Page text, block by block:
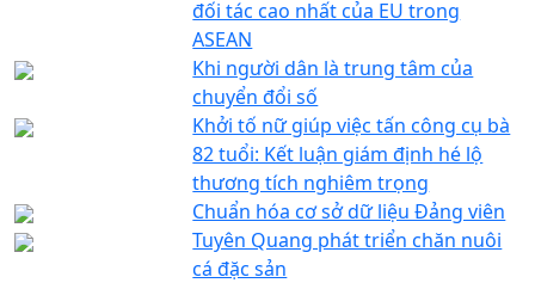
đối tác cao nhất của EU trong
ASEAN
Khi người dân là trung tâm của
chuyển đổi số
Khởi tố nữ giúp việc tấn công cụ bà
82 tuổi: Kết luận giám định hé lộ
thương tích nghiêm trọng
Chuẩn hóa cơ sở dữ liệu Đảng viên
Tuyên Quang phát triển chăn nuôi
cá đặc sản